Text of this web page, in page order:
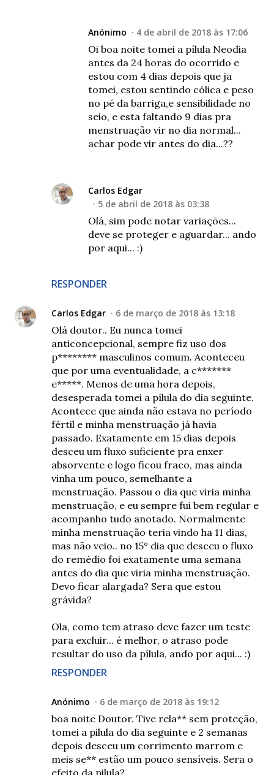
RESPONDER
Anónimo 4 de abril de 2018 às 17:06
Oi boa noite tomei a pílula Neodia
antes da 24 horas do ocorrido e
estou com 4 dias depois que ja
tomei, estou sentindo cólica e peso
no pé da barriga,e sensibilidade no
seio, e esta faltando 9 dias pra
menstruação vir no dia normal...
achar pode vir antes do dia...??
Carlos Edgar
5 de abril de 2018 às 03:38
Olá, sim pode notar variações...
deve se proteger e aguardar... ando
por aqui... :)
Carlos Edgar 6 de março de 2018 às 13:18
Olá doutor.. Eu nunca tomei
anticoncepcional, sempre fiz uso dos
p******** masculinos comum. Aconteceu
que por uma eventualidade, a c*******
e*****. Menos de uma hora depois,
desesperada tomei a pílula do dia seguinte.
Acontece que ainda não estava no período
fértil e minha menstruação já havia
passado. Exatamente em 15 dias depois
desceu um fluxo suficiente pra enxer
absorvente e logo ficou fraco, mas ainda
vinha um pouco, semelhante a
menstruação. Passou o dia que viria minha
menstruação, e eu sempre fui bem regular e
acompanho tudo anotado. Normalmente
minha menstruação teria vindo ha 11 dias,
mas não veio.. no 15° dia que desceu o fluxo
do remédio foi exatamente uma semana
antes do dia que viria minha menstruação.
Devo ficar alargada? Sera que estou
grávida?
Ola, como tem atraso deve fazer um teste
para excluir... é melhor, o atraso pode
resultar do uso da pílula, ando por aqui... :)
RESPONDER
Anónimo 6 de março de 2018 às 19:12
boa noite Doutor. Tive rela** sem proteção,
tomei a pilula do dia seguinte e 2 semanas
depois desceu um corrimento marrom e
meis se** estão um pouco sensíveis. Sera o
efeito da pilula?